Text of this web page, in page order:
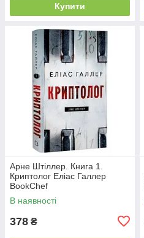
Купити
Арне Штіллер. Книга 1.
Криптолог Еліас Галлер
BookChef
В наявності
378 ₴